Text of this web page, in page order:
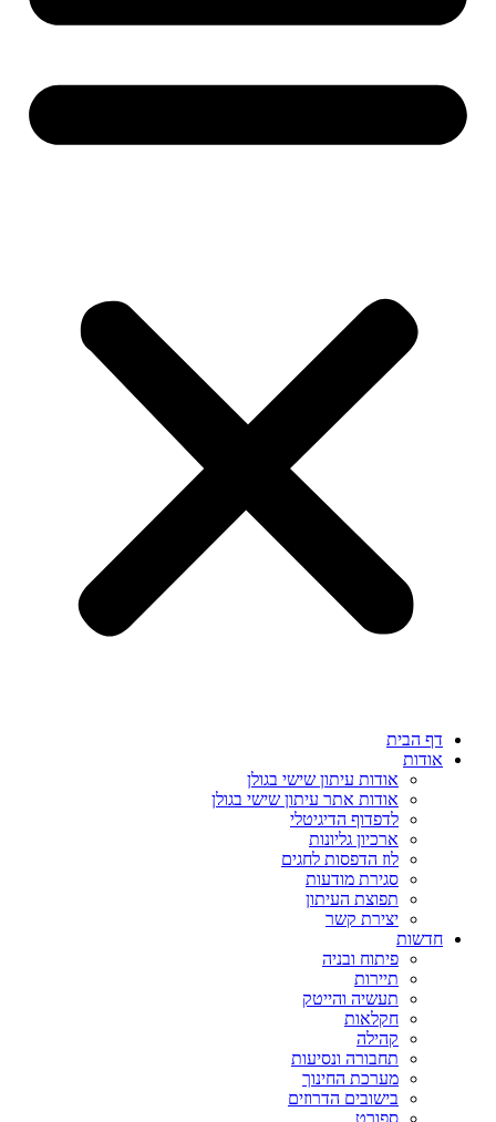
דף הבית
אודות
אודות עיתון שישי בגולן
אודות אתר עיתון שישי בגולן
לדפדוף הדיגיטלי
ארכיון גליונות
לוז הדפסות לחגים
סגירת מודעות
תפוצת העיתון
יצירת קשר
חדשות
פיתוח ובניה
תיירות
תעשיה והייטק
חקלאות
קהילה
תחבורה ונסיעות
מערכת החינוך
בישובים הדרוזים